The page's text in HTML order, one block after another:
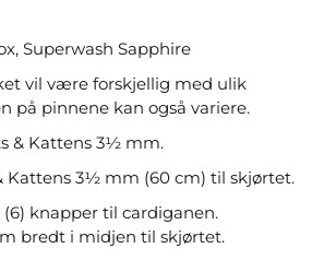
Superwash Sapphire
vil være forskjellig med ulik
på pinnene kan også variere.
& Kattens 3½ mm.
Kattens 3½ mm (60 cm) til skjørtet.
(6) knapper til cardiganen.
bredt i midjen til skjørtet.